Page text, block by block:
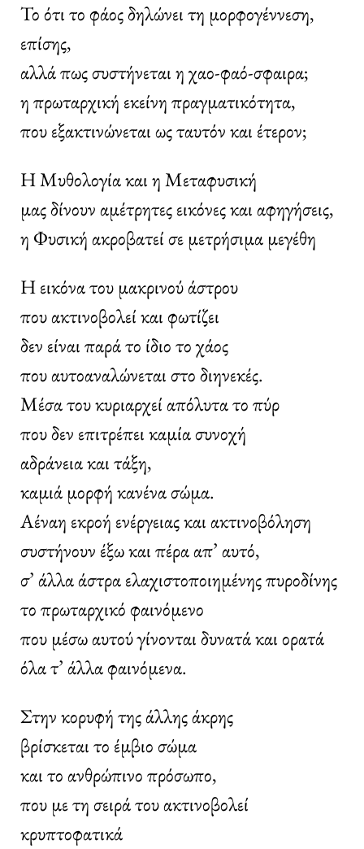
Το ότι το φάος δηλώνει τη μορφογέννεση,
επίσης,
αλλά πως συστήνεται η χαο-φαό-σφαιρα;
η πρωταρχική εκείνη πραγματικότητα,
που εξακτινώνεται ως ταυτόν και έτερον;
Η Μυθολογία και η Μεταφυσική
μας δίνουν αμέτρητες εικόνες και αφηγήσεις,
η Φυσική ακροβατεί σε μετρήσιμα μεγέθη
Η εικόνα του μακρινού άστρου
που ακτινοβολεί και φωτίζει
δεν είναι παρά το ίδιο το χάος
που αυτοαναλώνεται στο διηνεκές.
Μέσα του κυριαρχεί απόλυτα το πύρ
που δεν επιτρέπει καμία συνοχή
αδράνεια και τάξη,
καμιά μορφή κανένα σώμα.
Αέναη εκροή ενέργειας και ακτινοβόληση
συστήνουν έξω και πέρα απ’ αυτό,
σ’ άλλα άστρα ελαχιστοποιημένης πυροδίνης
το πρωταρχικό φαινόμενο
που μέσω αυτού γίνονται δυνατά και ορατά
όλα τ’ άλλα φαινόμενα.
Στην κορυφή της άλλης άκρης
βρίσκεται το έμβιο σώμα
και το ανθρώπινο πρόσωπο,
που με τη σειρά του ακτινοβολεί
κρυπτοφατικά